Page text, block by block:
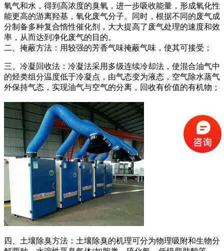
氧气和水，得到高浓度的臭氧，进一步吸收能量，形成氧化性
能更高的游离羟基，氧化废气分子。同时，根据不同的废气成
分制备多种复合惰性催化剂，大大提高了废气处理的速度和效
率，从而达到净化废气的目的。
二、掩蔽方法：用较强的芳香气味掩蔽气味，使其可接受；
三、冷凝回收法：冷凝法采用多级连续冷却法，使混合油气中
的烃类组分温度低于冷凝点，由气态变为液态，空气除水蒸气
外保持气态，实现油气与空气的分离，回收有价值的有机物；
四、土壤除臭方法：土壤除臭的机理可分为物理吸附和生物分